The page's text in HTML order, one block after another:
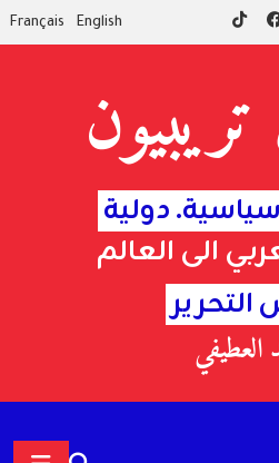
English
Français
التحرير
العطيفي
دولية
الى العالم